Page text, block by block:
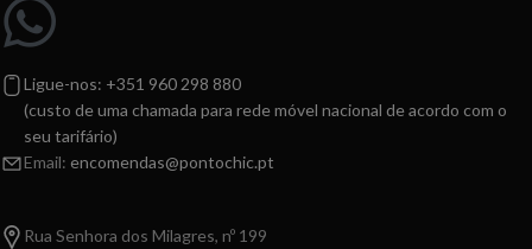
Ligue-nos: +351 960 298 880
(custo de uma chamada para rede móvel nacional de acordo com o
seu tarifário)
Email: encomendas@pontochic.pt
Rua Senhora dos Milagres, nº 199